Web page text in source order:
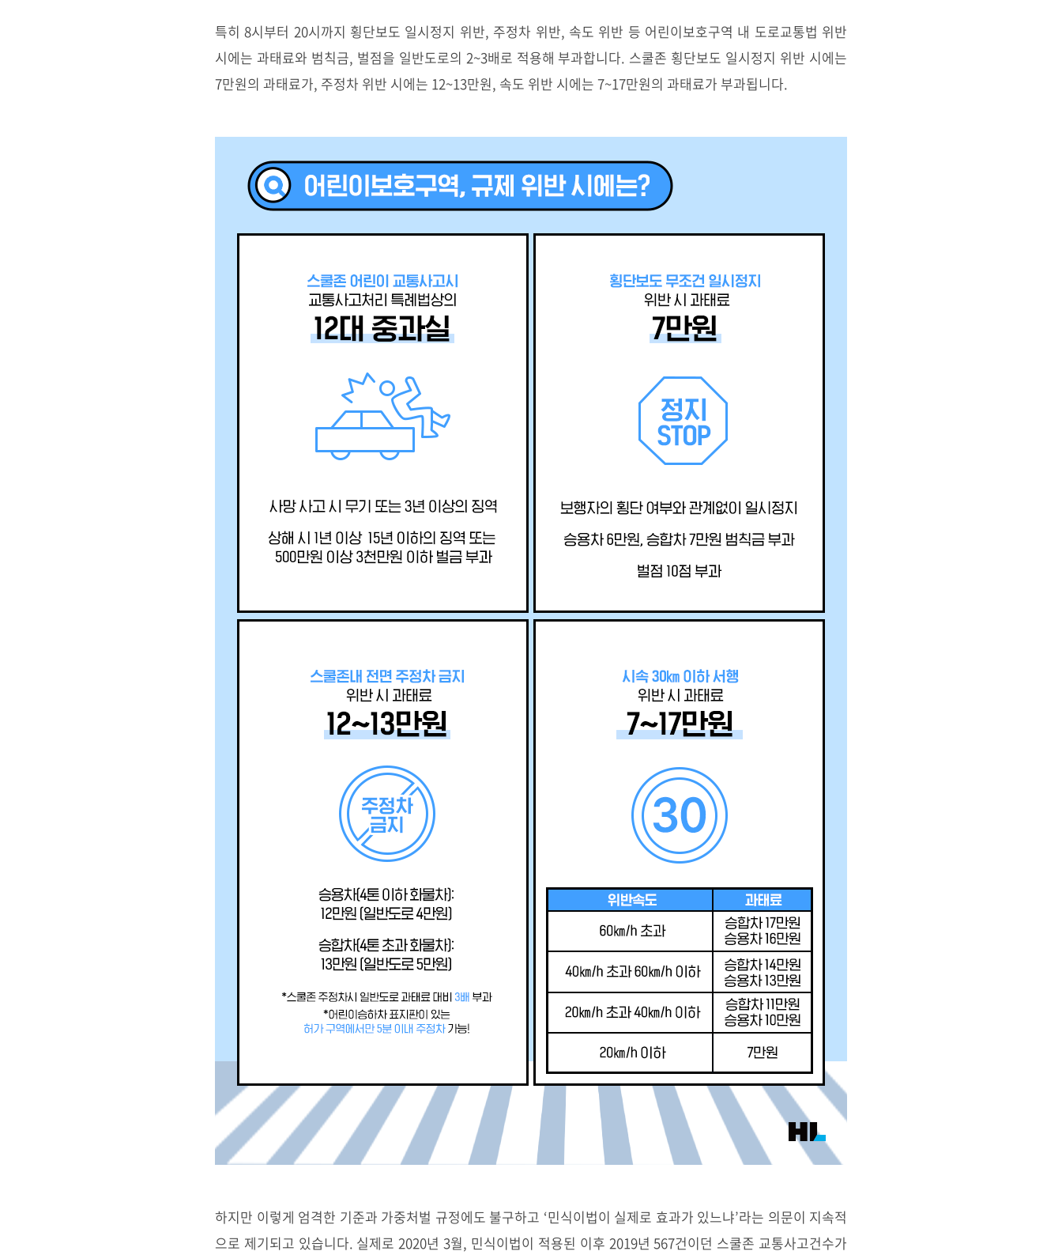
특히 8시부터 20시까지 횡단보도 일시정지 위반, 주정차 위반, 속도 위반 등 어린이보호구역 내 도로교통법 위반
시에는 과태료와 범칙금, 벌점을 일반도로의 2~3배로 적용해 부과합니다. 스쿨존 횡단보도 일시정지 위반 시에는
7만원의 과태료가, 주정차 위반 시에는 12~13만원, 속도 위반 시에는 7~17만원의 과태료가 부과됩니다.
하지만 이렇게 엄격한 기준과 가중처벌 규정에도 불구하고 ‘민식이법이 실제로 효과가 있느냐’라는 의문이 지속적
으로 제기되고 있습니다. 실제로 2020년 3월, 민식이법이 적용된 이후 2019년 567건이던 스쿨존 교통사고건수가